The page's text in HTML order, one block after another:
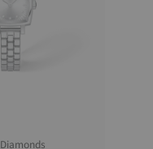
20 mm • 쿼츠 • Diamonds